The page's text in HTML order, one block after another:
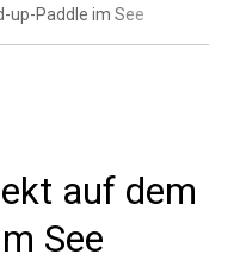
up-Paddle im See
auf dem
See